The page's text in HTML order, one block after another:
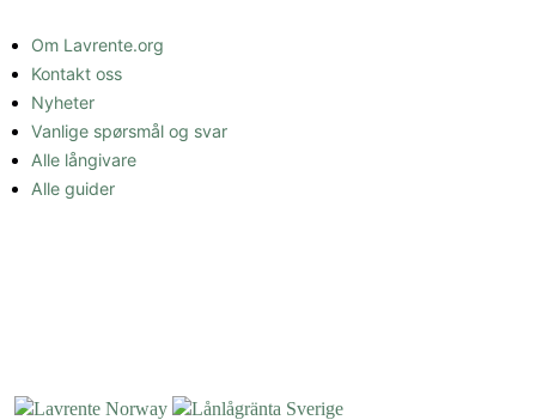
Om Lavrente.org
Kontakt oss
Nyheter
Vanlige spørsmål og svar
Alle långivare
Alle guider